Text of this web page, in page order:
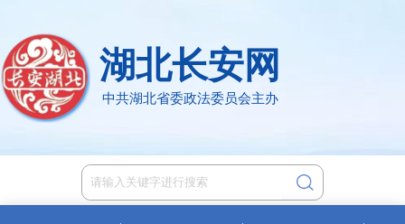
湖北长安网
中共湖北省委政法委员会主办